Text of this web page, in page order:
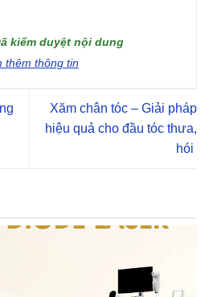
kiểm duyệt nội dung
thêm thông tin
Xăm chân tóc – Giải pháp
hiệu quả cho đầu tóc thưa,
hói